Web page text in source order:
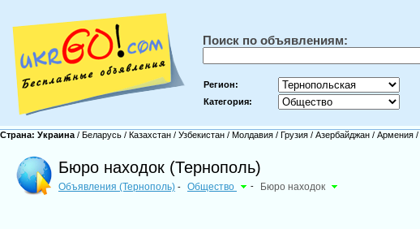
Поиск по объявлениям:
Регион:
Категория:
Страна: Украина / Беларусь / Казахстан / Узбекистан / Молдавия / Грузия / Азербайджан / Армения /
Бюро находок (Тернополь)
Объявления (Тернополь) - Общество - Бюро находок